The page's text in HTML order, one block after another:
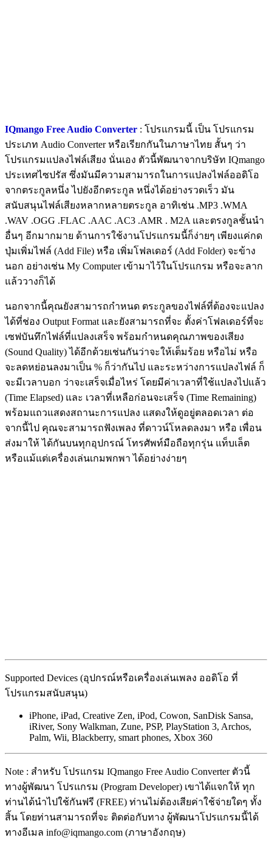
IQmango Free Audio Converter : โปรแกรมนี้ เป็น โปรแกรม
ประเภท Audio Converter หรือเรียกกันในภาษาไทย สั้นๆ ว่า
โปรแกรมแปลงไฟล์เสียง นั่นเอง ตัวนี้พัฒนาจากบริษัท IQmango
ประเทศไซปรัส ซึ่งมันมีความสามารถในการแปลงไฟล์ออดิโอ
จากตระกูลหนึ่ง ไปยังอีกตระกูล หนึ่งได้อย่างรวดเร็ว มัน
สนับสนุนไฟล์เสียงหลากหลายตระกูล อาทิเช่น .MP3 .WMA
.WAV .OGG .FLAC .AAC .AC3 .AMR . M2A และตรงกูลชั้นนำ
อื่นๆ อีกมากมาย ด้านการใช้งานโปรแกรมนี้ก็ง่ายๆ เพียงแค่กด
ปุ่มเพิ่มไฟล์ (Add File) หรือ เพิ่มโฟลเดอร์ (Add Folder) จะข้าง
นอก อย่างเช่น My Computer เข้ามาไว้ในโปรแกรม หรือจะลาก
แล้ววางก็ได้
นอกจากนี้คุณยังสามารถกำหนด ตระกูลของไฟล์ที่ต้องจะแปลง
ได้ที่ช่อง Output Format และยังสามารถที่จะ ตั้งค่าโฟลเดอร์ที่จะ
เซฟบันทึกไฟล์ที่แปลงเสร็จ พร้อมกำหนดคุณภาพของเสียง
(Sound Quality) ได้อีกด้วยเช่นกันว่าจะให้เต็มร้อย หรือไม่ หรือ
จะลดหย่อนลงมาเป็น % ก็ว่ากันไป และระหว่างการแปลงไฟล์ ก็
จะมีเวลาบอก ว่าจะเสร็จเมื่อไหร่ โดยมีค่าเวลาที่ใช้แปลงไปแล้ว
(Time Elapsed) และ เวลาที่เหลือก่อนจะเสร็จ (Time Remaining)
พร้อมแถวแสดงสถานะการแปลง แสดงให้ดูอยู่ตลอดเวลา ต่อ
จากนี้ไป คุณจะสามารถฟังเพลง ที่ดาวน์โหลดลงมา หรือ เพื่อน
ส่งมาให้ ได้กันบนทุกอุปกรณ์ โทรศัพท์มือถือทุกรุ่น แท็บเล็ต
หรือแม้แต่เครื่องเล่นเกมพกพา ได้อย่างง่ายๆ
Supported Devices (อุปกรณ์หรือเครื่องเล่นเพลง ออดิโอ ที่
โปรแกรมสนับสนุน)
iPhone, iPad, Creative Zen, iPod, Cowon, SanDisk Sansa,
iRiver, Sony Walkman, Zune, PSP, PlayStation 3, Archos,
Palm, Wii, Blackberry, smart phones, Xbox 360
Note : สำหรับ โปรแกรม IQmango Free Audio Converter ตัวนี้
ทางผู้พัฒนา โปรแกรม (Program Developer) เขาได้แจกให้ ทุก
ท่านได้นำไปใช้กันฟรี (FREE) ท่านไม่ต้องเสียค่าใช้จ่ายใดๆ ทั้ง
สิ้น โดยท่านสามารถที่จะ ติดต่อกับทาง ผู้พัฒนาโปรแกรมนี้ได้
ทางอีเมล info@iqmango.com (ภาษาอังกฤษ)